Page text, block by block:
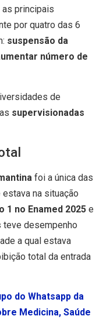
principais
por quatro das 6
suspensão da
número de
de
supervisionadas
foi a única das
na situação
1 no Enamed 2025e
teve desempenho
a qual estava
total da entrada
do Whatsapp da
Medicina, Saúde